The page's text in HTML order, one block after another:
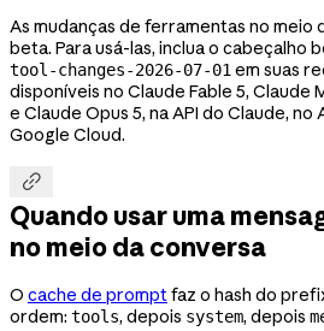
As mudanças de ferramentas no meio
beta. Para usá-las, inclua o cabeçalho
tool-changes-2026-07-01 em suas
disponíveis no Claude Fable 5, Claude
e Claude Opus 5, na API do Claude,
Google Cloud.

Quando usar uma
no meio da conversa
O cache de prompt faz o hash do
ordem: tools, depois system, depois